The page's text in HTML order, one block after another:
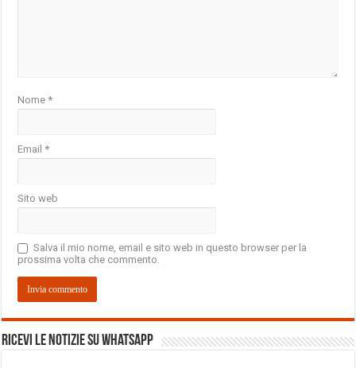
Nome*
Email*
Sito web
Salva il mio nome, email e sito web in questo browser per la
prossima volta che commento.
Ricevi le notizie su Whatsapp